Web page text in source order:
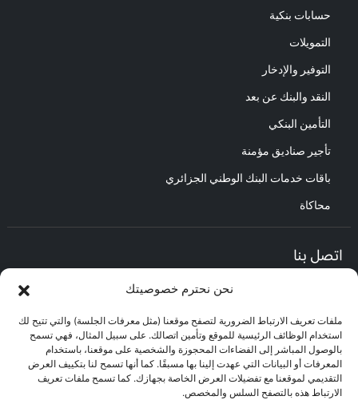
نحن نحترم خصوصيتك
ملفات تعريف الارتباط الضرورية لتصفح موقعنا (مثل معرفات الجلسة) والتي تتيح لك
استخدام الوظائف الرئيسية للموقع وتأمين اتصالك. على سبيل المثال، فهي تسمح
بالوصول المباشر إلى الفضاءات المحجوزة والشخصية على موقعنا، باستخدام
المعرفات أو البيانات التي عهدت إلينا بها مسبقًا. كما أنها تسمح لنا بتكييف العرض
التقديمي لموقعنا مع تفضيلات العرض الخاصة بجهازك. كما تسمح ملفات تعريف
الارتباط هذه بالتصفح السلس والمخصص.
حسابات بنكية
التمويلات
التوفير والإدخار
النقد والبنك عن بعد
التأمين البنكي
تأجير صناديق مؤمنة
باقات خدمات البنك الوطني الجزائري
محاكاة
اتصل بنا
مركز العلاقات مع الزبائن :
البريد الإلكتروني : CEC@bna.dz
العنوان : حي الأعمال باب الزوار.
الهاتف: 3306/0770.20.33.06
مركز الاتصال :3306